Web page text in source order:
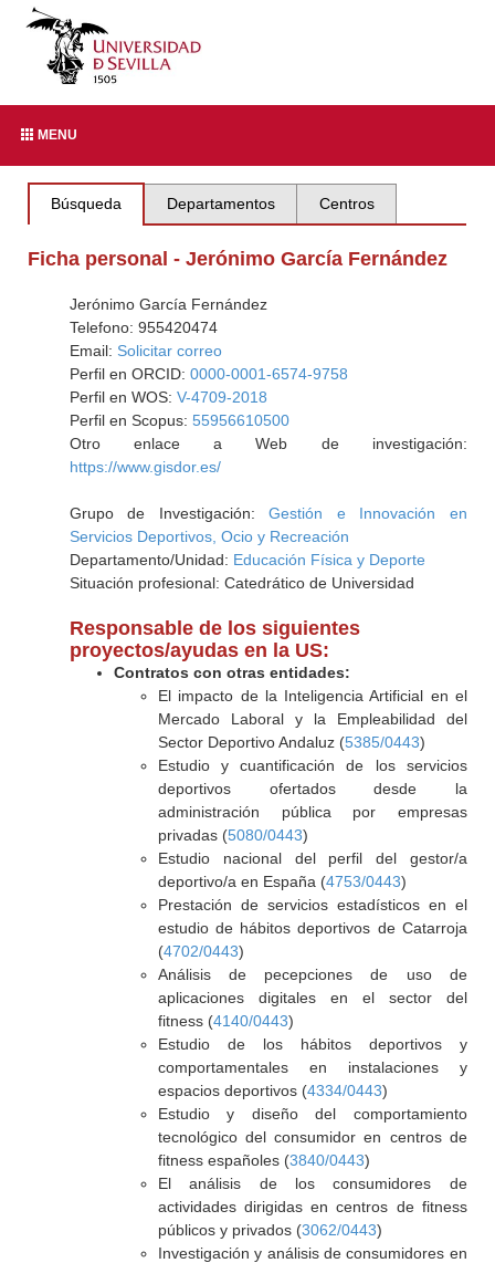
MENU
Búsqueda Departamentos Centros
Ficha personal - Jerónimo García Fernández
Jerónimo García Fernández
Telefono: 955420474
Email: Solicitar correo
Perfil en ORCID: 0000-0001-6574-9758
Perfil en WOS: V-4709-2018
Perfil en Scopus: 55956610500
Otro enlace a Web de investigación:
https://www.gisdor.es/
Grupo de Investigación:Gestión e Innovación en
Servicios Deportivos, Ocio y Recreación
Departamento/Unidad: Educación Física y Deporte
Situación profesional: Catedrático de Universidad
Responsable de los siguientes
proyectos/ayudas en la US:
Contratos con otras entidades:
El impacto de la Inteligencia Artificial en el
Mercado Laboral y la Empleabilidad del
Sector Deportivo Andaluz (5385/0443)
Estudio y cuantificación de los servicios
deportivos ofertados desde la
administración pública por empresas
privadas (5080/0443)
Estudio nacional del perfil del gestor/a
deportivo/a en España (4753/0443)
Prestación de servicios estadísticos en el
estudio de hábitos deportivos de Catarroja
(4702/0443)
Análisis de pecepciones de uso de
aplicaciones digitales en el sector del
fitness (4140/0443)
Estudio de los hábitos deportivos y
comportamentales en instalaciones y
espacios deportivos (4334/0443)
Estudio y diseño del comportamiento
tecnológico del consumidor en centros de
fitness españoles (3840/0443)
El análisis de los consumidores de
actividades dirigidas en centros de fitness
públicos y privados (3062/0443)
Investigación y análisis de consumidores en